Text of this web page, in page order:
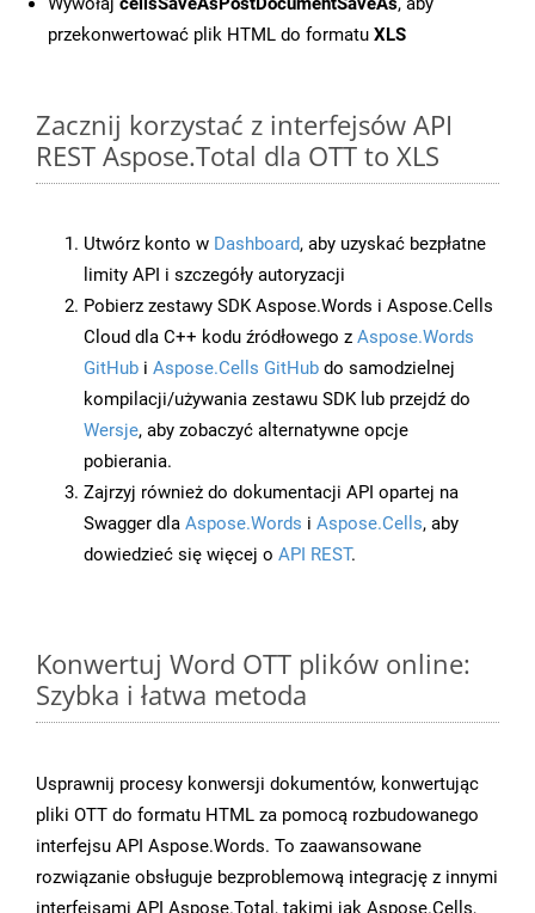
przekonwertować plik HTML do formatu XLS
Zacznij korzystać z interfejsów API
REST Aspose.Total dla OTT to XLS
Utwórz konto w Dashboard, aby uzyskać bezpłatne
limity API i szczegóły autoryzacji
Pobierz zestawy SDK Aspose.Words i Aspose.Cells
Cloud dla C++ kodu źródłowego z Aspose.Words
GitHub i Aspose.Cells GitHub do samodzielnej
kompilacji/używania zestawu SDK lub przejdź do
Wersje, aby zobaczyć alternatywne opcje
pobierania.
Zajrzyj również do dokumentacji API opartej na
Swagger dla Aspose.Words i Aspose.Cells, aby
dowiedzieć się więcej o API REST.
Konwertuj Word OTT plików online:
Szybka i łatwa metoda
Usprawnij procesy konwersji dokumentów, konwertując
pliki OTT do formatu HTML za pomocą rozbudowanego
interfejsu API Aspose.Words. To zaawansowane
rozwiązanie obsługuje bezproblemową integrację z innymi
interfejsami API Aspose.Total, takimi jak Aspose.Cells,